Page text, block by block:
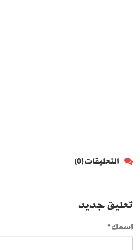
التعليقات (0)
تعليق جديد
اسمك *